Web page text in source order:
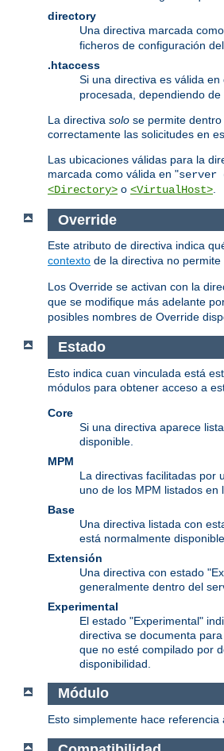
directory
Una directiva marcada
ficheros de configuración
.htaccess
Si una directiva es válida
procesada, dependiendo
La directiva solo se permite
correctamente las solicitudes en
Las ubicaciones válidas para la
marcada como válida en "server
<Directory> o <VirtualHost>
Override
Este atributo de directiva indica
contexto de la directiva no
Los Override se activan con la
que se modifique más adelante
posibles nombres de Override
Estado
Esto indica cuan vinculada está
módulos para obtener acceso a
Core
Si una directiva aparece
disponible.
MPM
La directivas facilitadas por
uno de los MPM listados en
Base
Una directiva listada con
está normalmente
Extensión
Una directiva con estado
generalmente dentro del
Experimental
El estado "Experimental"
directiva se documenta
que no esté compilado por
disponibilidad.
Módulo
Esto simplemente hace